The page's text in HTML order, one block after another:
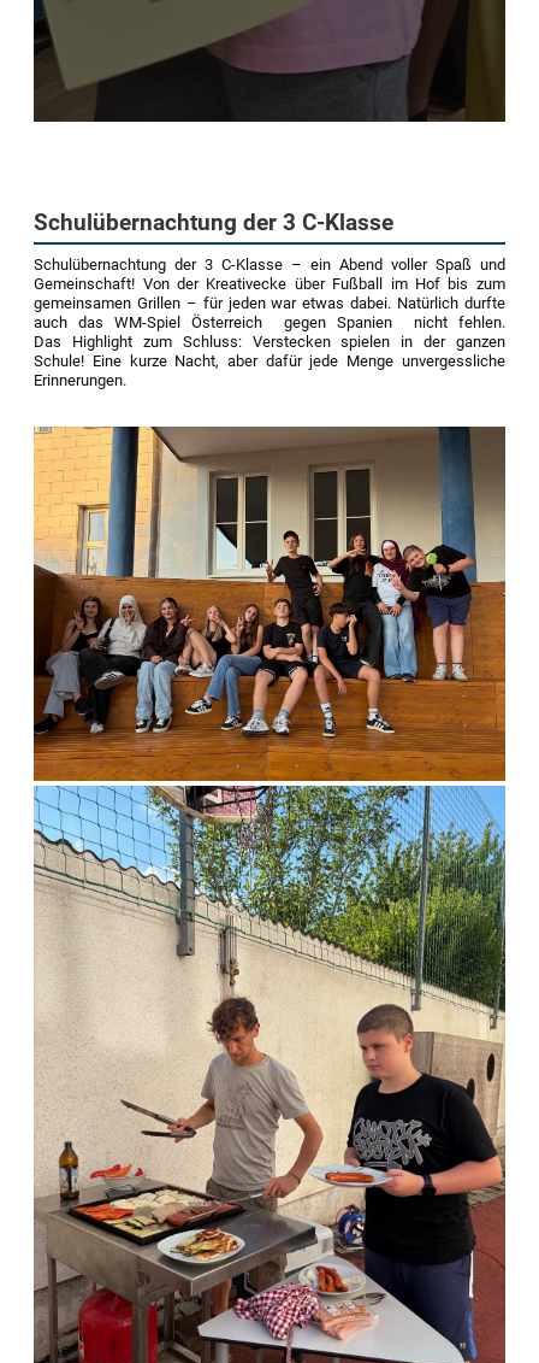
Schulübernachtung der 3 C-Klasse
Schulübernachtung der 3 C-Klasse – ein Abend voller Spaß und
Gemeinschaft! Von der Kreativecke über Fußball im Hof bis zum
gemeinsamen Grillen – für jeden war etwas dabei. Natürlich durfte
auch das WM-Spiel Österreich
gegen Spanien
nicht fehlen.
Das Highlight zum Schluss: Verstecken spielen in der ganzen
Schule! Eine kurze Nacht, aber dafür jede Menge unvergessliche
Erinnerungen.